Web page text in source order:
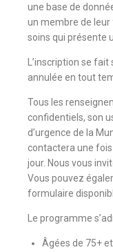
une base de
un membre de leur
soins qui présente
L’inscription se
annulée en tout
Tous les
confidentiels, son
d’urgence de la
contactera une fois
jour. Nous vous
Vous pouvez
formulaire
Le programme
Âgées de 75+